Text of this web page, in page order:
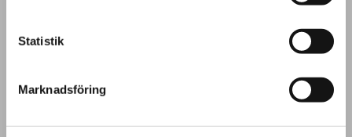
Statistik
Marknadsföring
Kundundersökning